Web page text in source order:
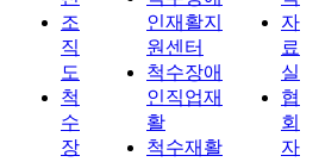
조
직
도
척
수
장
인재활지
원센터
척수장애
인직업재
활
척수재활
자
료
실
협
회
자